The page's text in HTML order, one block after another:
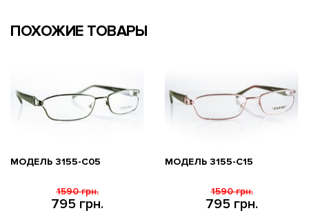
ПОХОЖИЕ ТОВАРЫ
МОДЕЛЬ 3155-C05
795 грн.
1590 грн.
МОДЕЛЬ 3155-C15
795 грн.
1590 грн.